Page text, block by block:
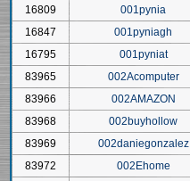
16809
001pynia
16847
001pyniagh
16795
001pyniat
83965
002Acomputer
83966
002AMAZON
83968
002buyhollow
83969
002daniegonzalez
83972
002Ehome